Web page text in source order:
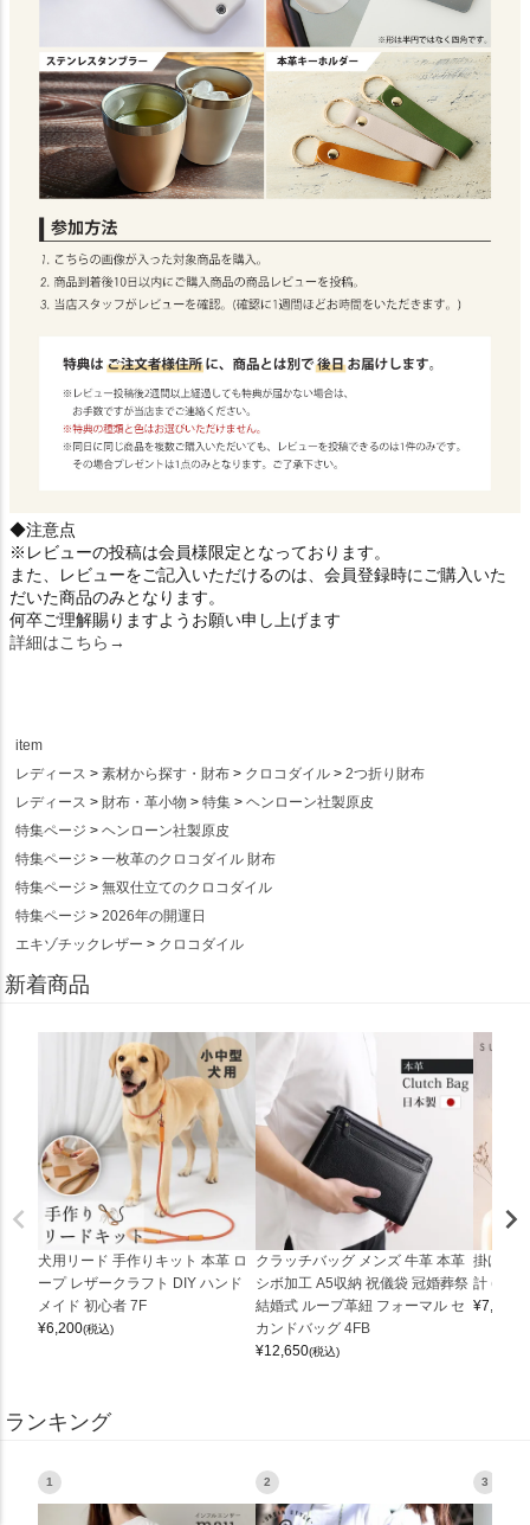
◆注意点
※レビューの投稿は会員様限定となっております。
また、レビューをご記入いただけるのは、会員登録時にご購入いた
だいた商品のみとなります。
何卒ご理解賜りますようお願い申し上げます
詳細はこちら→
item
レディース
素材から探す・財布 クロコダイル
2つ折り財布
レディース
財布・革小物 特集
ヘンローン社製原皮
特集ページ
ヘンローン社製原皮
特集ページ
一枚革のクロコダイル 財布
特集ページ
無双仕立てのクロコダイル
特集ページ
2026年の開運日
エキゾチックレザー
クロコダイル
新着商品
犬用リード 手作りキット 本革 ロ
ープ レザークラフト DIY ハンド
メイド 初心者 7F
¥6,200(税込)
クラッチバッグ メンズ 牛革 本革
シボ加工 A5収納 祝儀袋 冠婚葬祭
結婚式 ループ革紐 フォーマル セ
カンドバッグ 4FB
¥12,650(税込)
掛け時
計
¥7,150
ランキング
1 2 3